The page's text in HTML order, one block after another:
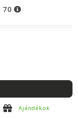
70
Ajándékok